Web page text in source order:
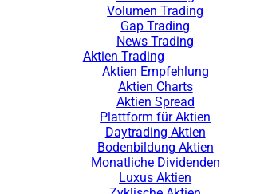
Volumen Trading
Gap Trading
News Trading
Aktien Trading
Aktien Empfehlung
Aktien Charts
Aktien Spread
Plattform für Aktien
Daytrading Aktien
Bodenbildung Aktien
Monatliche Dividenden
Luxus Aktien